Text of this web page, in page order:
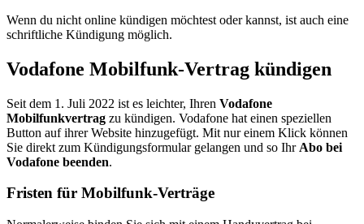
Wenn du nicht online kündigen möchtest oder kannst, ist auch eine
schriftliche Kündigung möglich.
Vodafone Mobilfunk-Vertrag kündigen
Seit dem 1. Juli 2022 ist es leichter, Ihren Vodafone
Mobilfunkvertrag zu kündigen. Vodafone hat einen speziellen
Button auf ihrer Website hinzugefügt. Mit nur einem Klick können
Sie direkt zum Kündigungsformular gelangen und so Ihr Abo bei
Vodafone beenden.
Fristen für Mobilfunk-Verträge